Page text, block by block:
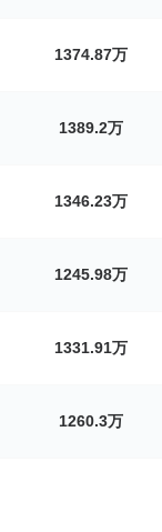
1374.87万
1389.2万
1346.23万
1245.98万
1331.91万
1260.3万